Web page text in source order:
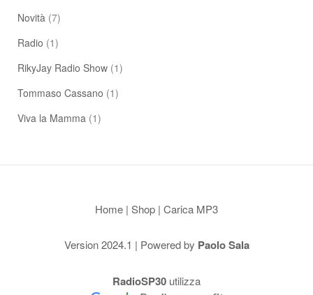
Novità (7)
Radio (1)
RikyJay Radio Show (1)
Tommaso Cassano (1)
Viva la Mamma (1)
Home | Shop | Carica MP3
Version 2024.1 | Powered by Paolo Sala
RadioSP30 utilizza